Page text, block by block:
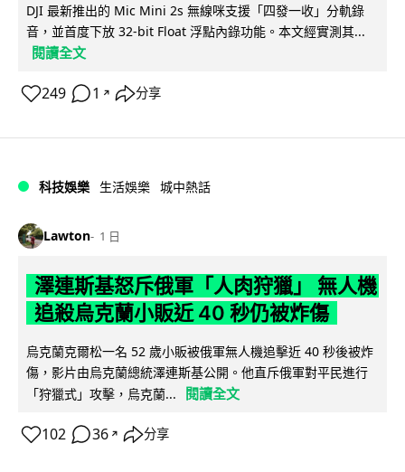
DJI 最新推出的 Mic Mini 2s 無線咪支援「四發一收」分軌錄
音，並首度下放 32-bit Float 浮點內錄功能。本文經實測其...
閱讀全文
249 1 ↗ 分享
科技娛樂 生活娛樂 城中熱話
Lawton 1 日
澤連斯基怒斥俄軍「人肉狩獵」 無人機
追殺烏克蘭小販近 40 秒仍被炸傷
烏克蘭克爾松一名 52 歲小販被俄軍無人機追擊近 40 秒後被炸
傷，影片由烏克蘭總統澤連斯基公開。他直斥俄軍對平民進行
「狩獵式」攻擊，烏克蘭...
閱讀全文
102 36 ↗ 分享